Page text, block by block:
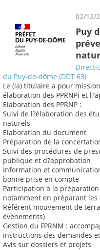
02/12/
Puy
du Puy-de-dôme (DDT 63)
Le (la) titulaire a pour
élaboration des PPRNPi et
Elaboration des PPRNP :
Suivi de l?élaboration des
naturels
Elaboration du document
Préparation de la
Suivi des procédures de
publique et d?approbation
Information et
bonne prise en compte
Participation à la
notamment en préparant les
Référent mouvement de
évènements)
Gestion du FPRNM :
instructions des demandes
Avis sur dossiers et projets